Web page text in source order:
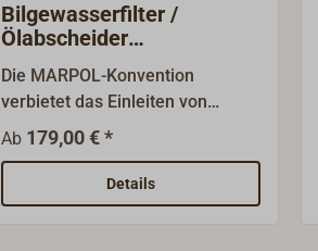
Bilgewasserfilter /
Ölabscheider
WAVESTREAM
Die MARPOL-Konvention
verbietet das Einleiten von
ölhaltigen Abwässern ins Meer.
Dieser Filter entzieht dem
abgepumpten Bilgenwasser
weitgehend die ölhaltigen
Ab 179,00 € *
Details